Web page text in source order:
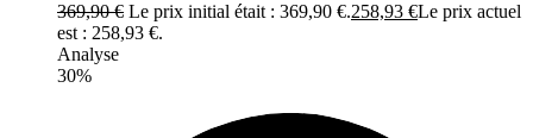
369,90€ Le prix initial était : 369,90 €.258,93 €Le prix actuel
est : 258,93 €.
Analyse
30%